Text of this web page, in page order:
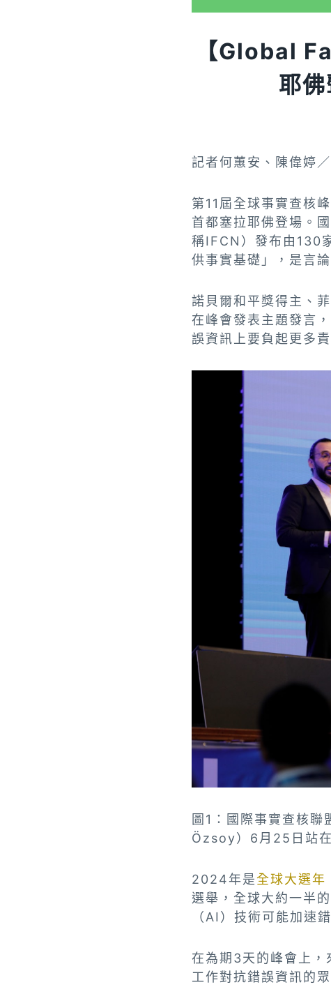
【Global
耶
記者何蕙安、陳偉婷
第11屆全球事實查核
首都塞拉耶佛登場
稱IFCN）發布由130
供事實基礎」，是言
諾貝爾和平獎得主、
在峰會發表主題發言
誤資訊上要負起更多
圖1：國際事實查核
Özsoy）6月25日站
2024年是全球大選年
選舉，全球大約一半
（AI）技術可能加速
在為期3天的峰會上
工作對抗錯誤資訊的